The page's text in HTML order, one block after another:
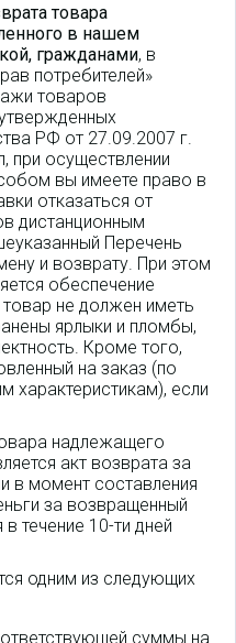
товара
в нашем
гражданами, в
потребителей»
товаров
РФ от 27.09.2007 г.
при осуществлении
вы имеете право в
отказаться от
дистанционным
Перечень
и возврату. При этом
обеспечение
не должен иметь
ярлыки и пломбы,
Кроме того,
на заказ (по
характеристикам), если
надлежащего
акт возврата за
в момент составления
за возвращенный
течение 10-ти дней
одним из следующих
суммы на